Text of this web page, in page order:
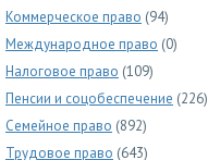
Коммерческое право (94)
Международное право (0)
Налоговое право (109)
Пенсии и соцобеспечение (226)
Семейное право (892)
Трудовое право (643)